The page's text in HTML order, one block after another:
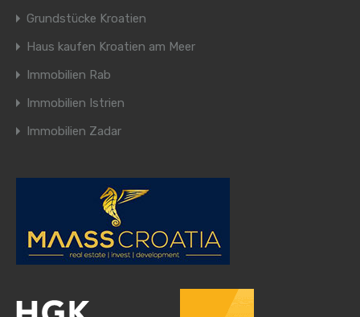
Grundstücke Kroatien
Haus kaufen Kroatien am Meer
Immobilien Rab
Immobilien Istrien
Immobilien Zadar